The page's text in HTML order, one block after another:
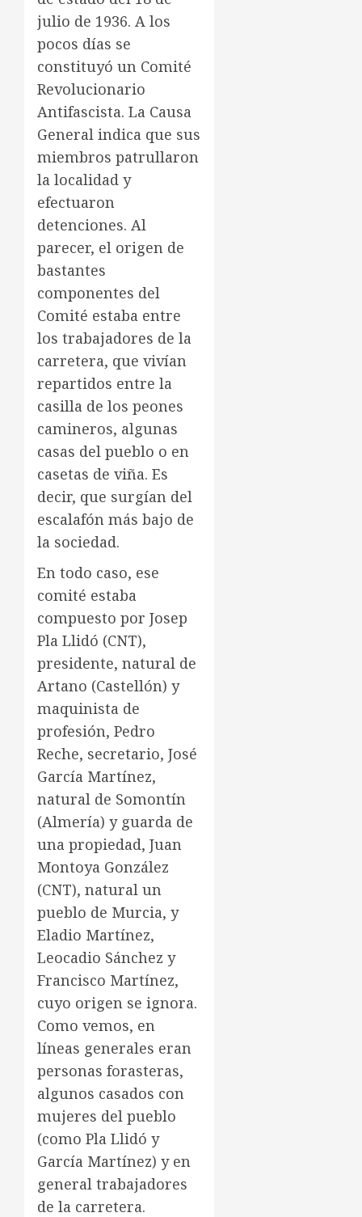
julio de 1936. A los
pocos días se
constituyó un Comité
Revolucionario
Antifascista. La Causa
General indica que sus
miembros patrullaron
la localidad y
efectuaron
detenciones. Al
parecer, el origen de
bastantes
componentes del
Comité estaba entre
los trabajadores de la
carretera, que vivían
repartidos entre la
casilla de los peones
camineros, algunas
casas del pueblo o en
casetas de viña. Es
decir, que surgían del
escalafón más bajo de
la sociedad.
En todo caso, ese
comité estaba
compuesto por Josep
Pla Llidó (CNT),
presidente, natural de
Artano (Castellón) y
maquinista de
profesión, Pedro
Reche, secretario, José
García Martínez,
natural de Somontín
(Almería) y guarda de
una propiedad, Juan
Montoya González
(CNT), natural un
pueblo de Murcia, y
Eladio Martínez,
Leocadio Sánchez y
Francisco Martínez,
cuyo origen se ignora.
Como vemos, en
líneas generales eran
personas forasteras,
algunos casados con
mujeres del pueblo
(como Pla Llidó y
García Martínez) y en
general trabajadores
de la carretera.